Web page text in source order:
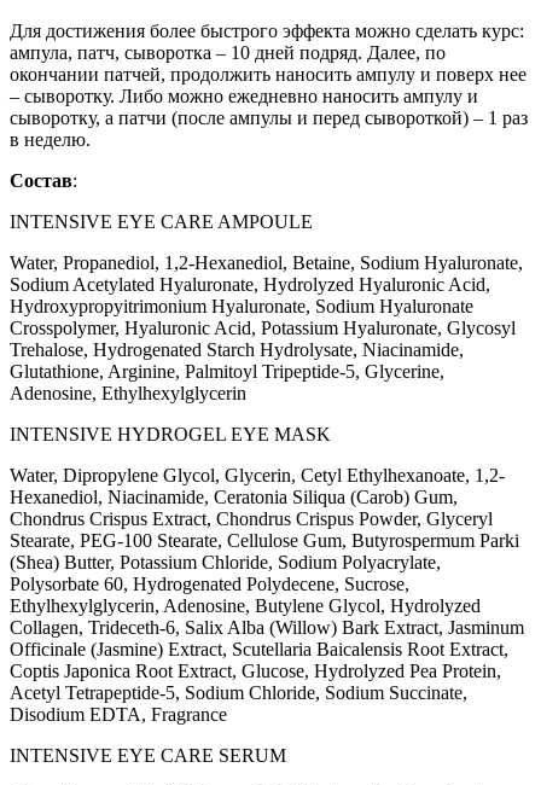
Для достижения более быстрого эффекта можно сделать курс:
ампула, патч, сыворотка – 10 дней подряд. Далее, по
окончании патчей, продолжить наносить ампулу и поверх нее
– сыворотку. Либо можно ежедневно наносить ампулу и
сыворотку, а патчи (после ампулы и перед сывороткой) – 1 раз
в неделю.
Состав:
INTENSIVE EYE CARE AMPOULE
Water, Propanediol, 1,2-Hexanediol, Betaine, Sodium Hyaluronate,
Sodium Acetylated Hyaluronate, Hydrolyzed Hyaluronic Acid,
Hydroxypropyitrimonium Hyaluronate, Sodium Hyaluronate
Crosspolymer, Hyaluronic Acid, Potassium Hyaluronate, Glycosyl
Trehalose, Hydrogenated Starch Hydrolysate, Niacinamide,
Glutathione, Arginine, Palmitoyl Tripeptide-5, Glycerine,
Adenosine, Ethylhexylglycerin
INTENSIVE HYDROGEL EYE MASK
Water, Dipropylene Glycol, Glycerin, Cetyl Ethylhexanoate, 1,2-
Hexanediol, Niacinamide, Ceratonia Siliqua (Carob) Gum,
Chondrus Crispus Extract, Chondrus Crispus Powder, Glyceryl
Stearate, PEG-100 Stearate, Cellulose Gum, Butyrospermum Parki
(Shea) Butter, Potassium Chloride, Sodium Polyacrylate,
Polysorbate 60, Hydrogenated Polydecene, Sucrose,
Ethylhexylglycerin, Adenosine, Butylene Glycol, Hydrolyzed
Collagen, Trideceth-6, Salix Alba (Willow) Bark Extract, Jasminum
Officinale (Jasmine) Extract, Scutellaria Baicalensis Root Extract,
Coptis Japonica Root Extract, Glucose, Hydrolyzed Pea Protein,
Acetyl Tetrapeptide-5, Sodium Chloride, Sodium Succinate,
Disodium EDTA, Fragrance
INTENSIVE EYE CARE SERUM